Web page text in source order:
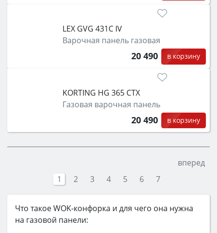
LEX GVG 431C IV
Варочная панель газовая
20 490 в корзину
KORTING HG 365 CTX
Газовая варочная панель
20 490 в корзину
вперед
1
2 3 4 5 6 7
Что такое WOK-конфорка и для чего она нужна
на газовой панели: